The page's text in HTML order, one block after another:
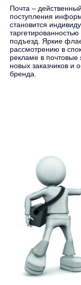
Почта –
поступления
становится
подъезд. Яркие
рассмотрению в
рекламе в
новых заказчиков и
бренда.